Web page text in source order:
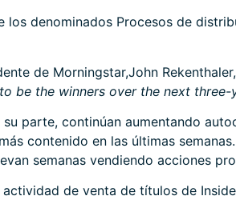
los denominados Procesos de
de Morningstar,John
be the winners over the next three-
su parte, continúan aumentando
contenido en las últimas
semanas vendiendo acciones
actividad de venta de títulos de